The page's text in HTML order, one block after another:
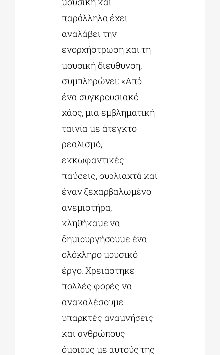
παράλληλα έχει
αναλάβει την
ενορχήστρωση και τη
μουσική διεύθυνση,
συμπληρώνει: «Από
ένα συγκρουσιακό
χάος, μια εμβληματική
ταινία με άτεγκτο
ρεαλισμό,
εκκωφαντικές
παύσεις, ουρλιαχτά και
έναν ξεχαρβαλωμένο
ανεμιστήρα,
κληθήκαμε να
δημιουργήσουμε ένα
ολόκληρο μουσικό
έργο. Χρειάστηκε
πολλές φορές να
ανακαλέσουμε
υπαρκτές αναμνήσεις
και ανθρώπους
όμοιους με αυτούς της